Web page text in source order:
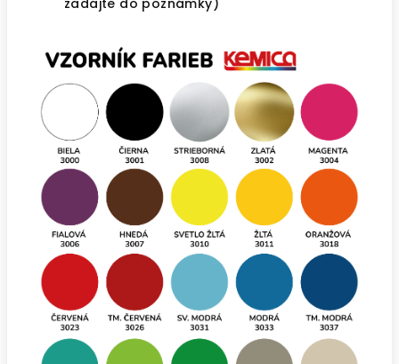
zadajte do poznámky)